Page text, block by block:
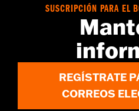
SUSCRIPCIÓN PARA EL
REGÍSTRATE
CORREOS